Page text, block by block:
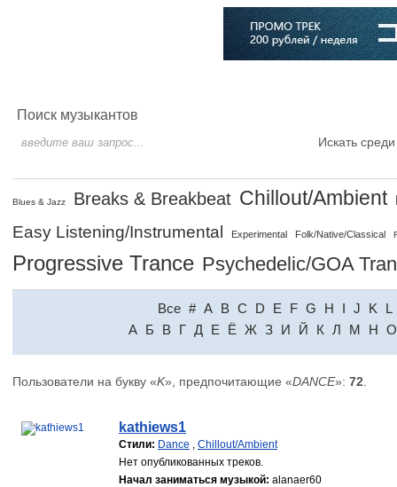
Поиск музыкантов
Искать
Blues & Jazz Breaks & Breakbeat Chillout/Ambient
Easy Listening/Instrumental Experimental Folk/Native/Classical
Progressive Trance Psychedelic/GOA
Все # A B C D E F G H I J K
L
A Б В Г Д Е Ё Ж З И Й К Л М Н О
Пользователи на букву «K», предпочитающие «DANCE»: 72
kathiews1
Стили: Dance , Chillout/Ambient
Нет опубликованных треков.
Начал заниматься музыкой: alanaer60